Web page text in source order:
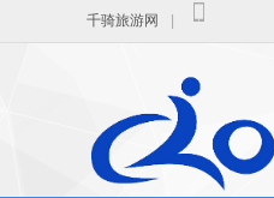
千骑旅游网